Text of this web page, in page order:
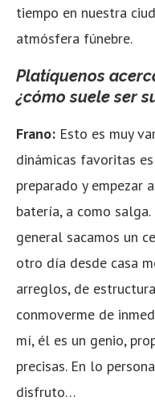
tiempo en nuestra
atmósfera fúnebre.
Platíquenos
¿cómo suele ser
Frano: Esto es muy
dinámicas favoritas
preparado y empezar
batería, a como
general sacamos un
otro día desde casa
arreglos, de
conmoverme de
mí, él es un genio,
precisas. En lo
disfruto…